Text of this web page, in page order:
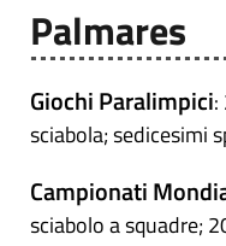
Palmares
Giochi Paralimpici:
sciabola; sedicesimi
Campionati
sciabolo a squadre;